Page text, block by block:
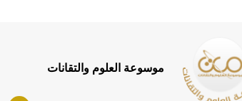
موسوعة العلوم والتقانات